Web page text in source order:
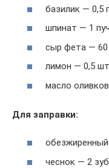
базилик — 0,5
шпинат — 1
сыр фета — 60
лимон — 0,5
масло
Для заправки:
обезжиренный
чеснок — 2